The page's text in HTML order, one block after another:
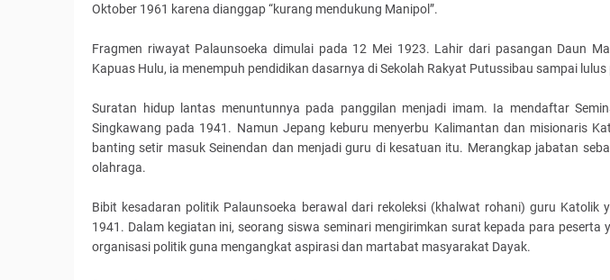
Oktober 1961 karena dianggap “kurang mendukung Manipol”.
Fragmen riwayat Palaunsoeka dimulai pada 12 Mei 1923. Lahir dari pasangan Daun
Kapuas Hulu, ia menempuh pendidikan dasarnya di Sekolah Rakyat Putussibau sampai
Suratan hidup lantas menuntunnya pada panggilan menjadi imam. Ia mendaftar
Singkawang pada 1941. Namun Jepang keburu menyerbu Kalimantan dan misionaris
banting setir masuk Seinendan dan menjadi guru di kesatuan itu. Merangkap jabatan
olahraga.
Bibit kesadaran politik Palaunsoeka berawal dari rekoleksi (khalwat rohani) guru Katolik
1941. Dalam kegiatan ini, seorang siswa seminari mengirimkan surat kepada para
organisasi politik guna mengangkat aspirasi dan martabat masyarakat Dayak.